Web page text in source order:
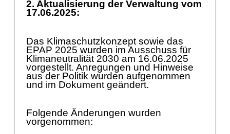
2.Aktualisierung der Verwaltung vom
17.06.2025:
Das Klimaschutzkonzept sowie das
EPAP 2025 wurden im Ausschuss für
Klimaneutralität 2030 am 16.06.2025
vorgestellt. Anregungen und Hinweise
aus der Politik wurden aufgenommen
und im Dokument geändert.
Folgende Änderungen wurden
vorgenommen: